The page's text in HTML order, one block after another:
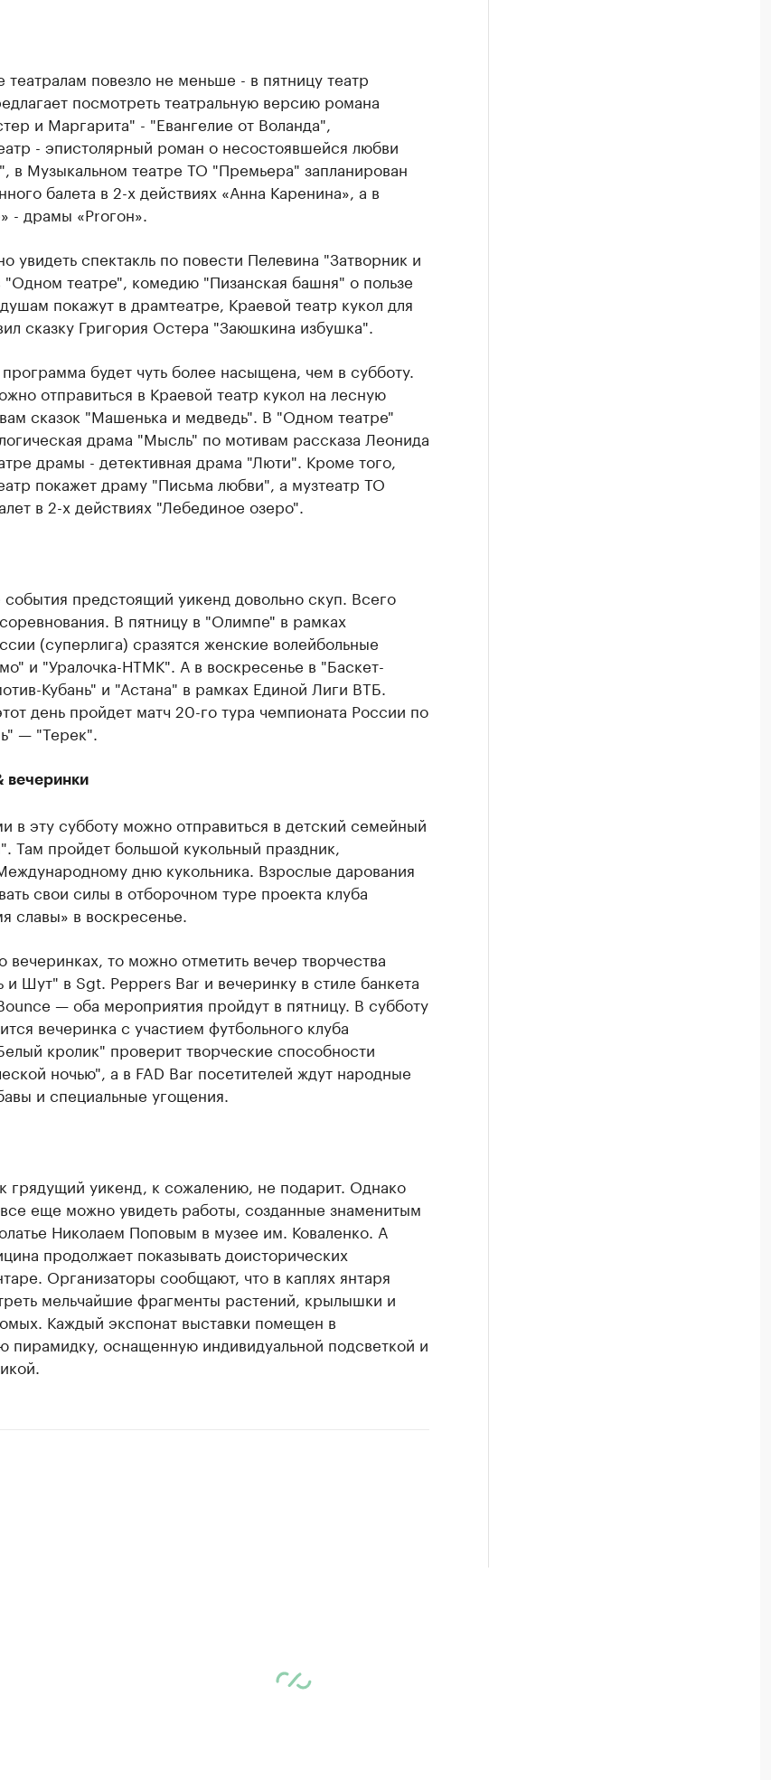
повезло не меньше - в пятницу театр
посмотреть театральную версию романа
и Маргарита" - "Евангелие от Воланда",
- эпистолярный роман о несостоявшейся любви
в Музыкальном театре ТО "Премьера" запланирован
балета в 2-х действиях «Анна Каренина», а в
- драмы «Proгон».
увидеть спектакль по повести Пелевина "Затворник и
театре", комедию "Пизанская башня" о пользе
покажут в драмтеатре, Краевой театр кукол для
сказку Григория Остера "Заюшкина избушка".
будет чуть более насыщена, чем в субботу.
отправиться в Краевой театр кукол на лесную
сказок "Машенька и медведь". В "Одном театре"
драма "Мысль" по мотивам рассказа Леонида
драмы - детективная драма "Люти". Кроме того,
покажет драму "Письма любви", а музтеатр ТО
в 2-х действиях "Лебединое озеро".
предстоящий уикенд довольно скуп. Всего
В пятницу в "Олимпе" в рамках
(суперлига) сразятся женские волейбольные
и "Уралочка-НТМК". А в воскресенье в "Баскет-
Кубань" и "Астана" в рамках Единой Лиги ВТБ.
день пройдет матч 20-го тура чемпионата России по
— "Терек".
вечеринки
в эту субботу можно отправиться в детский семейный
Там пройдет большой кукольный праздник,
дню кукольника. Взрослые дарования
свои силы в отборочном туре проекта клуба
славы» в воскресенье.
вечеринках, то можно отметить вечер творчества
и Шут" в Sgt. Peppers Bar и вечеринку в стиле банкета
— оба мероприятия пройдут в пятницу. В субботу
вечеринка с участием футбольного клуба
кролик" проверит творческие способности
ночью", а в FAD Bar посетителей ждут народные
и специальные угощения.
грядущий уикенд, к сожалению, не подарит. Однако
еще можно увидеть работы, созданные знаменитым
Николаем Поповым в музее им. Коваленко. А
продолжает показывать доисторических
Организаторы сообщают, что в каплях янтаря
мельчайшие фрагменты растений, крылышки и
Каждый экспонат выставки помещен в
пирамидку, оснащенную индивидуальной подсветкой и